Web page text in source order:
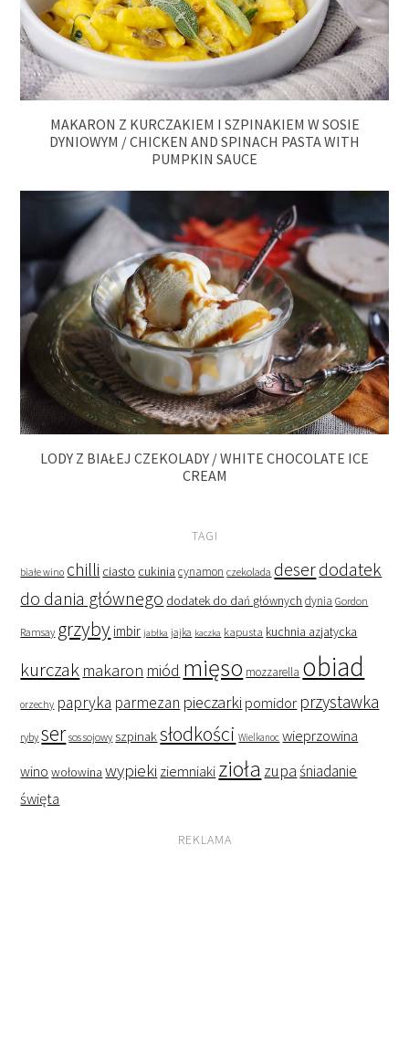
MAKARON Z KURCZAKIEM I SZPINAKIEM W SOSIE
DYNIOWYM / CHICKEN AND SPINACH PASTA WITH
PUMPKIN SAUCE
LODY Z BIAŁEJ CZEKOLADY / WHITE CHOCOLATE ICE
CREAM
TAGI
białe wino chilli ciasto cukinia cynamon czekolada deserdodatek
do dania głównego dodatek do dań głównych dynia Gordon
Ramsay grzyby imbir jabłka jajka kaczka kapusta kuchnia azjatycka
kurczak makaron miód mięso mozzarella obiad
orzechy papryka parmezan pieczarki pomidor przystawka
ryby ser sos sojowy szpinaksłodkości Wielkanoc wieprzowina
wino wołowina wypieki ziemniaki zioła zupaśniadanie
święta
REKLAMA